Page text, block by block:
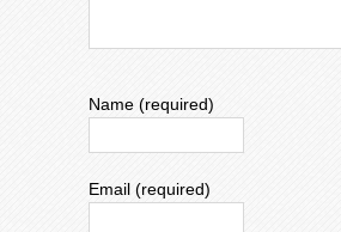
Name (required)
Email (required)